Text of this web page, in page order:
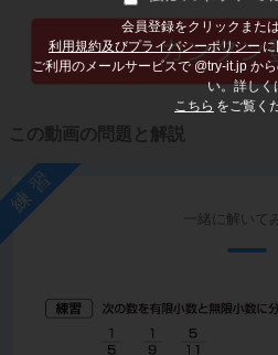
会員登録をクリックまた
利用規約及びプライバシーポリシー
ご利用のメールサービスで @try-it.jp か
い。詳しく
こちら をご覧く
この動画の問題と解説
練習
一緒に解いて